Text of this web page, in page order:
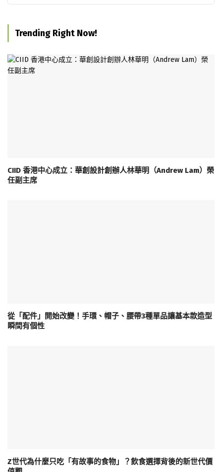
Trending Right Now!
CIID 香港中心成立：華創設計創辦人林華明（Andrew Lam）榮
任副主席
從「配件」開始改變！手環、帽子、腰帶3種單品讓基本款造型
瞬間有個性
Z世代為什麼只吃「有故事的食物」？飲食選擇背後的新世代價